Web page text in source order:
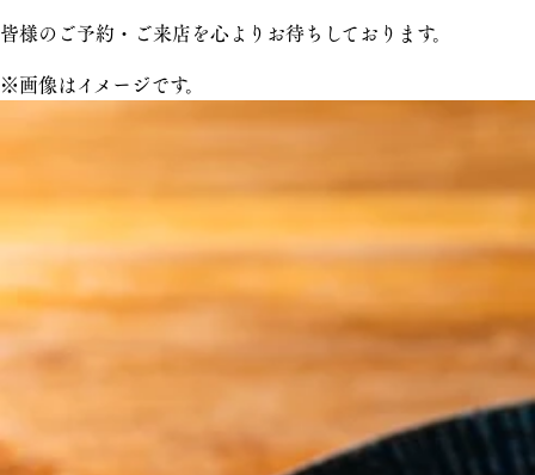
皆様のご予約・ご来店を心よりお待ちしております。
※画像はイメージです。